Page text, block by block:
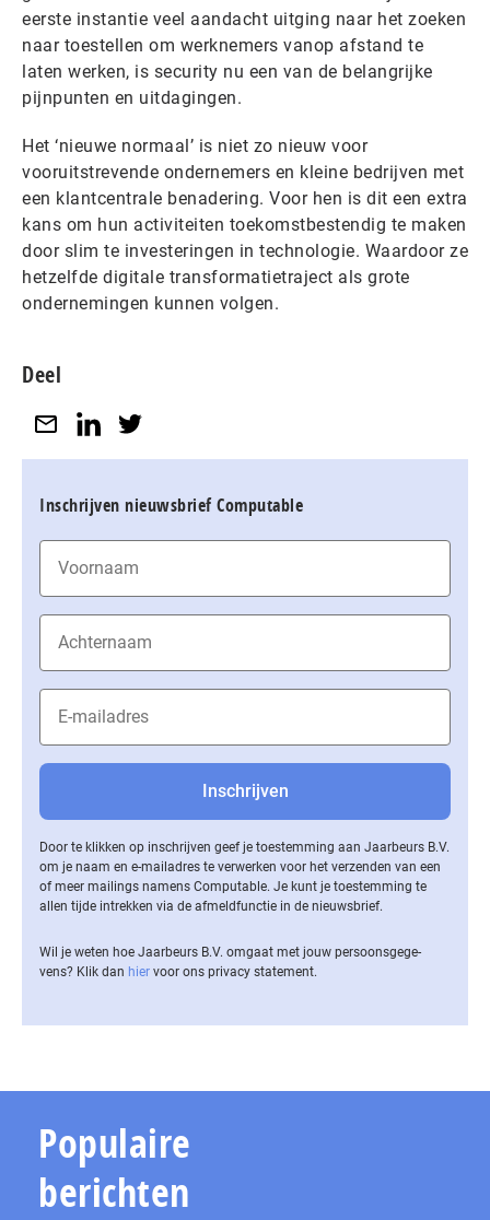
eerste instantie veel aandacht uitging naar het zoeken
naar toestellen om werknemers vanop afstand te
laten werken, is security nu een van de belangrijke
pijnpunten en uitdagingen.
Het ‘nieuwe normaal’ is niet zo nieuw voor
vooruitstrevende ondernemers en kleine bedrijven met
een klantcentrale benadering. Voor hen is dit een extra
kans om hun activiteiten toekomstbestendig te maken
door slim te investeringen in technologie. Waardoor ze
hetzelfde digitale transformatietraject als grote
ondernemingen kunnen volgen.
Deel
Inschrijven nieuwsbrief Computable
Door te klikken op inschrijven geef je toestemming aan Jaarbeurs B.V.
om je naam en e-mailadres te verwerken voor het verzenden van een
of meer mailings namens Computable. Je kunt je toestemming te
allen tijde intrekken via de af­meld­func­tie in de nieuwsbrief.
Wil je weten hoe Jaarbeurs B.V. omgaat met jouw per­soons­ge­ge­
vens? Klik dan hier voor ons privacy statement.
Populaire
berichten